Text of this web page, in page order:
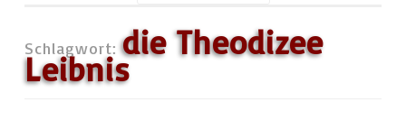
Schlagwort:die Theodizee
Leibnis